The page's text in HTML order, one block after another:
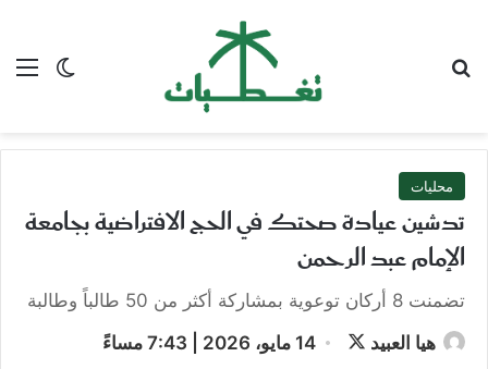
الوضع
محليات
تدشين عيادة صحتك في الحج الافتراضية بجامعة
الإمام عبد الرحمن
تضمنت 8 أركان توعوية بمشاركة أكثر من 50 طالباً وطالبة
هيا العبيد
تابع 14 مايو، 2026 | 7:43 مساءً